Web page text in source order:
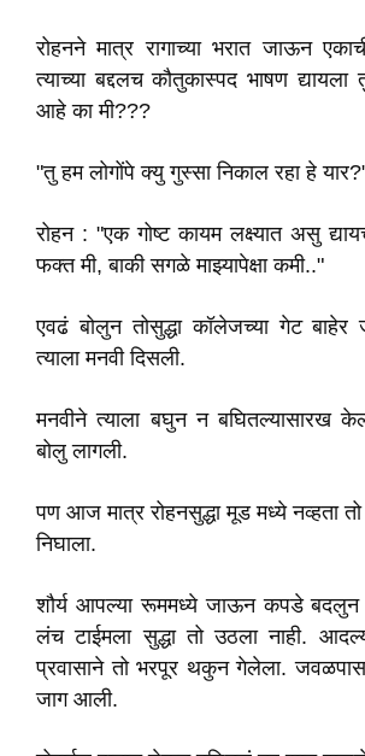
रोहनने मात्र रागाच्या भरात जाऊन
त्याच्या बद्दलच कौतुकास्पद भाषण
आहे का मी???
"तु हम लोगोंपे क्यु गुस्सा निकाल रहा हे
रोहन : "एक गोष्ट कायम लक्ष्यात असु
फक्त मी, बाकी सगळे माझ्यापेक्षा कमी.."
एवढं बोलुन तोसुद्धा कॉलेजच्या गेट बाहेर
त्याला मनवी दिसली.
मनवीने त्याला बघुन न बघितल्यासारख
बोलु लागली.
पण आज मात्र रोहनसुद्धा मूड मध्ये नव्हता
निघाला.
शौर्य आपल्या रूममध्ये जाऊन कपडे बदलुन
लंच टाईमला सुद्धा तो उठला नाही.
प्रवासाने तो भरपूर थकुन गेलेला. जवळपास
जाग आली.